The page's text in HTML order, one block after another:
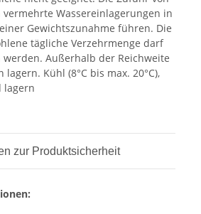
Wassereinlagerungen in
Gewichtszunahme führen. Die
tägliche Verzehrmenge darf
Außerhalb der Reichweite
Kühl (8°C bis max. 20°C),
lagern
zur Produktsicherheit